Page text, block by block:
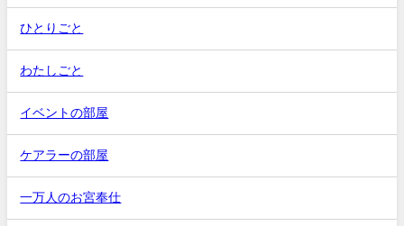
ひとりごと
わたしごと
イベントの部屋
ケアラーの部屋
一万人のお宮奉仕